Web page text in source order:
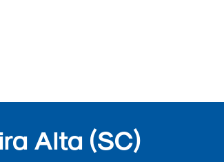
Alta (SC)